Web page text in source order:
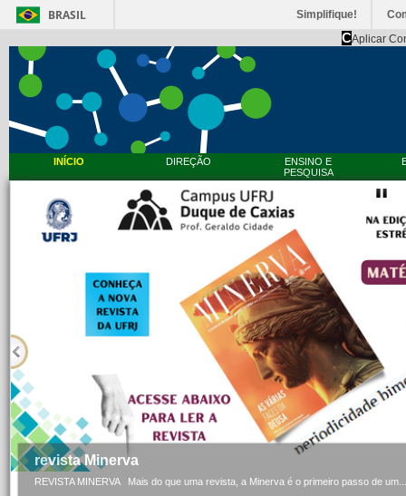
BRASIL Simplifique!
CAplicar
INÍCIO DIREÇÃO
ENSINO E
PESQUISA
revista Minerva
REVISTA MINERVA Mais do que uma revista, a Minerva é o primeiro passo de um...